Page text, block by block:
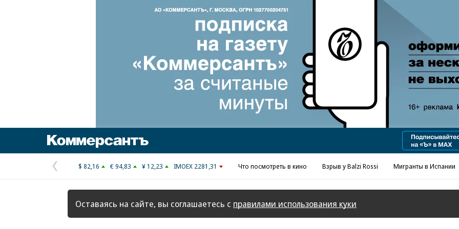
Реклама в «Ъ» www.kommersant.ru/ad
Предыдущая
страница
$ 82,16 € 94,83 ¥ 12,23 IMOEX 2281,31 Что посмотреть в кино Взрыв у Balzi Rossi Мигранты в Испании
Оставаясь на сайте, вы соглашаетесь с правилами использования куки